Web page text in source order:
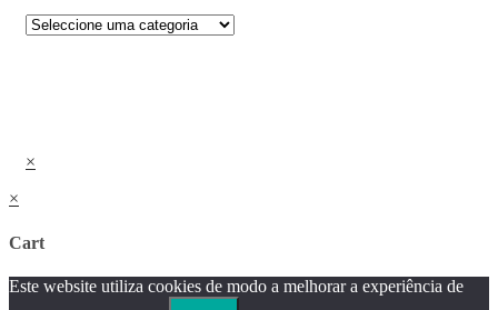
×
×
Cart
Este website utiliza cookies de modo a melhorar a experiência de